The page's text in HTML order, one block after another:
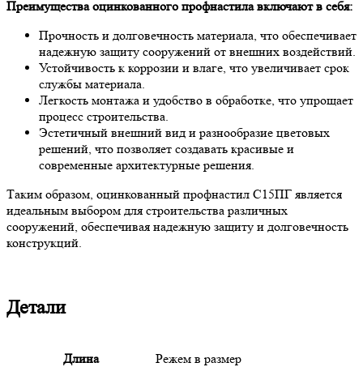
Преимущества оцинкованного профнастила включают в себя:
Прочность и долговечность материала, что обеспечивает
надежную защиту сооружений от внешних воздействий.
Устойчивость к коррозии и влаге, что увеличивает срок
службы материала.
Легкость монтажа и удобство в обработке, что упрощает
процесс строительства.
Эстетичный внешний вид и разнообразие цветовых
решений, что позволяет создавать красивые и
современные архитектурные решения.
Таким образом, оцинкованный профнастил С15ПГ является
идеальным выбором для строительства различных
сооружений, обеспечивая надежную защиту и долговечность
конструкций.
Детали
Длина Режем в размер